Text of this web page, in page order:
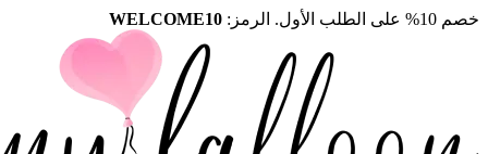
خصم 10% على الطلب الأول. الرمز: WELCOME10